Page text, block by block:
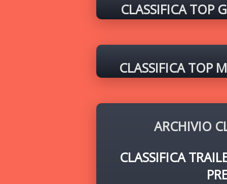
CLASSIFICA TOP
CLASSIFICA TOP
ARCHIVIO
CLASSIFICA